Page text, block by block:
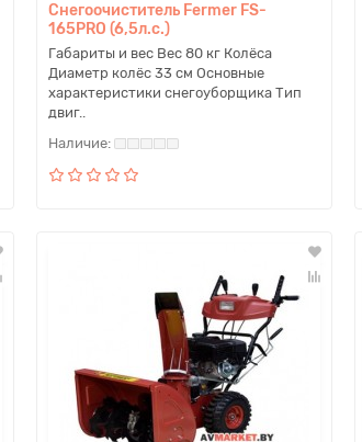
Снегоочиститель Fermer FS-
165PRO (6,5л.с.)
Габариты и вес Вес 80 кг Колёса
Диаметр колёс 33 см Основные
характеристики снегоуборщика Тип
двиг..